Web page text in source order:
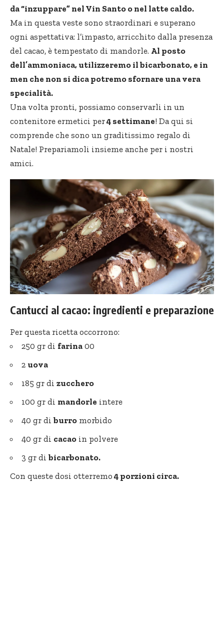
da “inzuppare” nel Vin Santo o nel latte caldo.
Ma in questa veste sono straordinari e superano
ogni aspettativa: l’impasto, arricchito dalla presenza
del cacao, è tempestato di mandorle. Al posto
dell’ammoniaca, utilizzeremo il bicarbonato, e in
men che non si dica potremo sfornare una vera
specialità.
Una volta pronti, possiamo conservarli in un
contenitore ermetici per4 settimane! Da qui si
comprende che sono un graditissimo regalo di
Natale! Prepariamoli insieme anche per i nostri
amici.
Cantucci al cacao: ingredienti e preparazione
Per questa ricetta occorrono:
250 gr di farina 00
2 uova
185 gr di zucchero
100 gr di mandorle intere
40 gr di burro morbido
40 gr di cacao in polvere
3 gr di bicarbonato.
Con queste dosi otterremo 4 porzioni circa.